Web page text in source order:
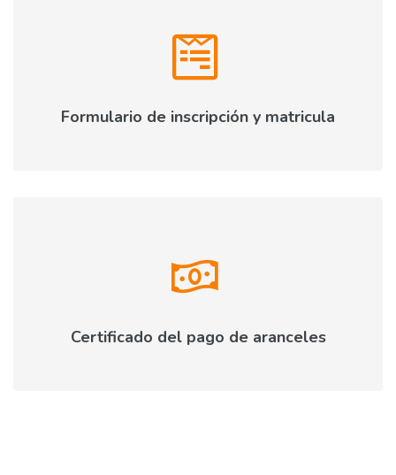
Formulario de inscripción y matricula
Certificado del pago de aranceles